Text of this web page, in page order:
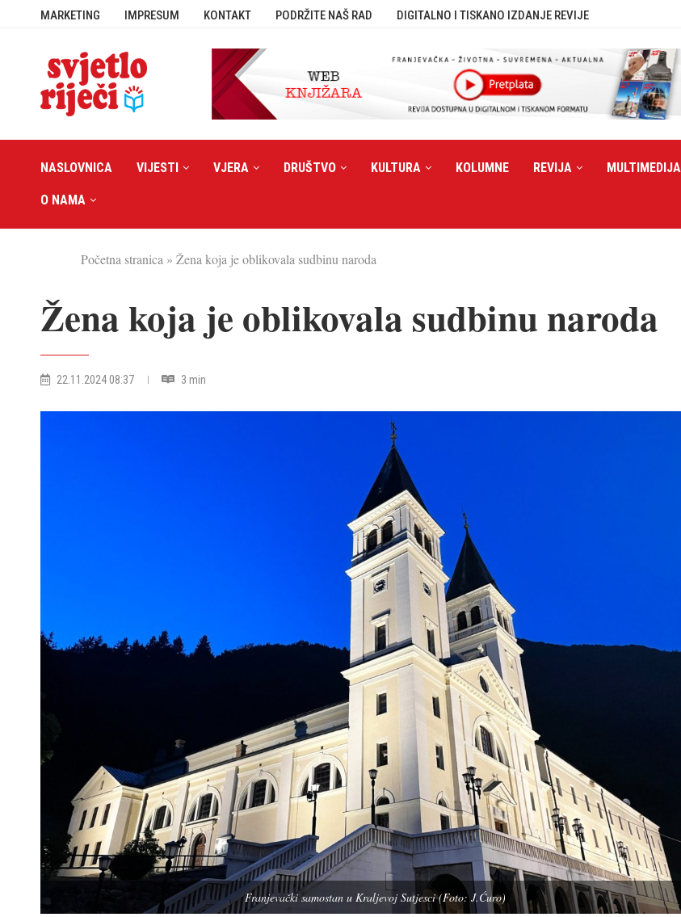
MARKETING IMPRESUM KONTAKT PODRŽITE NAŠ RAD DIGITALNO I TISKANO IZDANJE REVIJE
NASLOVNICA VIJESTI VJERA DRUŠTVO KULTURA KOLUMNE REVIJA MULTIMEDIJA
O NAMA
Početna stranica » Žena koja je oblikovala sudbinu naroda
Žena koja je oblikovala sudbinu naroda
22.11.2024 08:37 3 min
Franjevački samostan u Kraljevoj Sutjesci (Foto: J.Ćuro)